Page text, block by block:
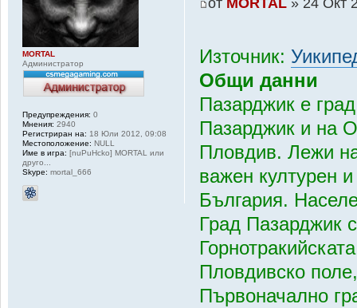
Източник:
Общи данни
Пазарджик е
Пазарджик и на
Пловдив. Лежи
важен културен
България.
Град Пазарджик
Пловдивско
Първоначално
MORTAL
Администратор
Предупреждения: 0
Мнения: 2940
Регистриран на: 18 Юли 2012, 09:08
Местоположение: NULL
Име в игра: [nuPuHcko] MORTAL или
друго...
Skype: mortal_666